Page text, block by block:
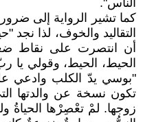
الناس".
كما تشير الرواية إلى
التقاليد والخوف، لذا نجد
أن انتصرت على نقاط
الحيط، الحيط، وقولي يا
"بوسي يدّ الكلب وادعي
تكون نسخة عن والدتها
زوجها. لمْ تعْصِرْها الحياةُ